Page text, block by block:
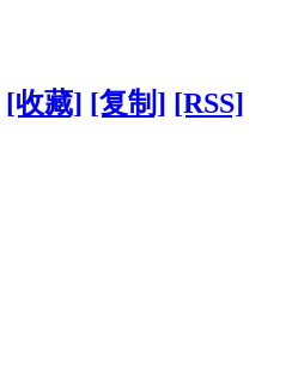
[收藏] [复制] [RSS]